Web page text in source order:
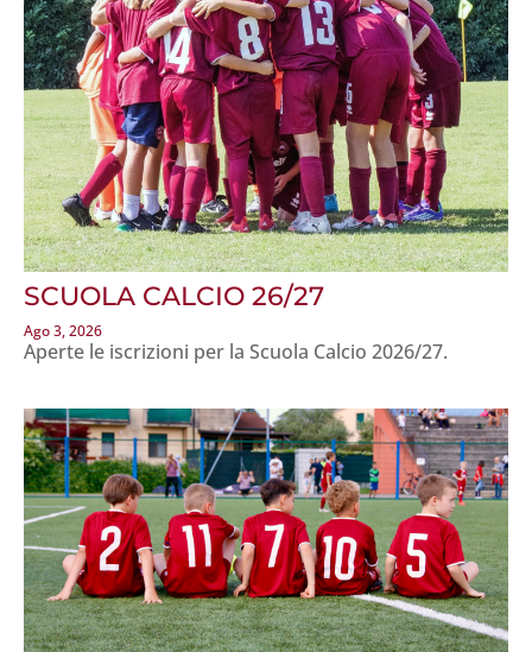
SCUOLA CALCIO 26/27
Ago 3, 2026
Aperte le iscrizioni per la Scuola Calcio 2026/27.